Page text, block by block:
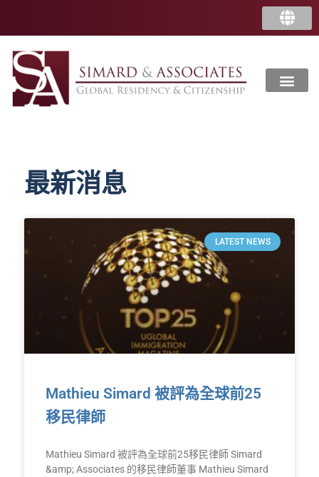
最新消息
LATEST NEWS
Mathieu Simard 被評為全球前25
移民律師
Mathieu Simard 被評為全球前25移民律師 Simard
&amp; Associates 的移民律師董事 Mathieu Simard